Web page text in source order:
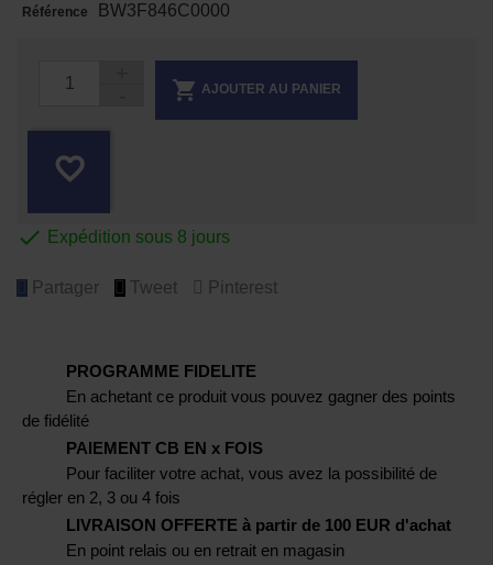
Référence BW3F846C0000
 AJOUTER AU PANIER
favorite_border
 Expédition sous 8 jours
Partager Tweet Pinterest
PROGRAMME FIDELITE
En achetant ce produit vous pouvez gagner des points
de fidélité
PAIEMENT CB EN x FOIS
Pour faciliter votre achat, vous avez la possibilité de
régler en 2, 3 ou 4 fois
LIVRAISON OFFERTE à partir de 100 EUR d'achat
En point relais ou en retrait en magasin